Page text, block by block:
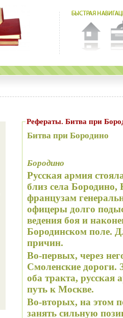
Рефераты. Битва при
Битва при Бородино
Бородино
Русская армия
близ села Бородино,
французам
офицеры долго
ведения боя и
Бородинском поле.
причин.
Во-первых, через
Смоленские дороги.
оба тракта, русская
путь к Москве.
Во-вторых, на этом
занять сильную